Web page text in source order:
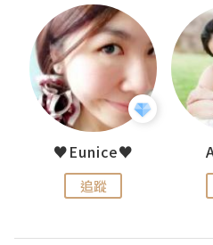
♥Eunice♥
追蹤